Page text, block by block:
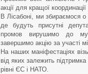
акції для кращої
В Лісабоні, ми збираємося
де будуть присутні
промов вирушимо до
завершимо акцію за участі
На наших маніфестаціях
від яких залежить
рівні ЄС і НАТО.